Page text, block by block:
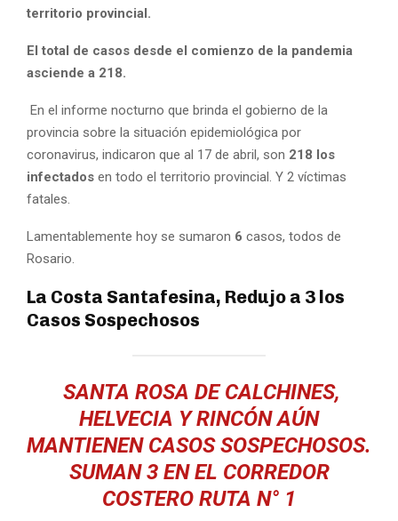
territorio provincial.
El total de casos desde el comienzo de la pandemia
asciende a 218.
En el informe nocturno que brinda el gobierno de la
provincia sobre la situación epidemiológica por
coronavirus, indicaron que al 17 de abril, son 218 los
infectados en todo el territorio provincial. Y 2 víctimas
fatales.
Lamentablemente hoy se sumaron 6 casos, todos de
Rosario.
La Costa Santafesina, Redujo a 3 los
Casos Sospechosos
SANTA ROSA DE CALCHINES,
HELVECIA Y RINCÓN AÚN
MANTIENEN CASOS SOSPECHOSOS.
SUMAN 3 EN EL CORREDOR
COSTERO RUTA N° 1